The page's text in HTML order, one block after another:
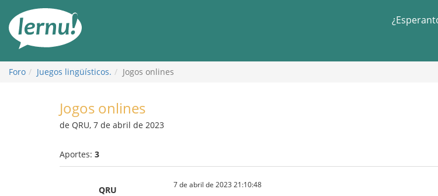
Foro Juegos lingüísticos. Jogos onlines
Jogos onlines
de QRU, 7 de abril de 2023
Aportes: 3
QRU 7 de abril de 2023 21:10:48